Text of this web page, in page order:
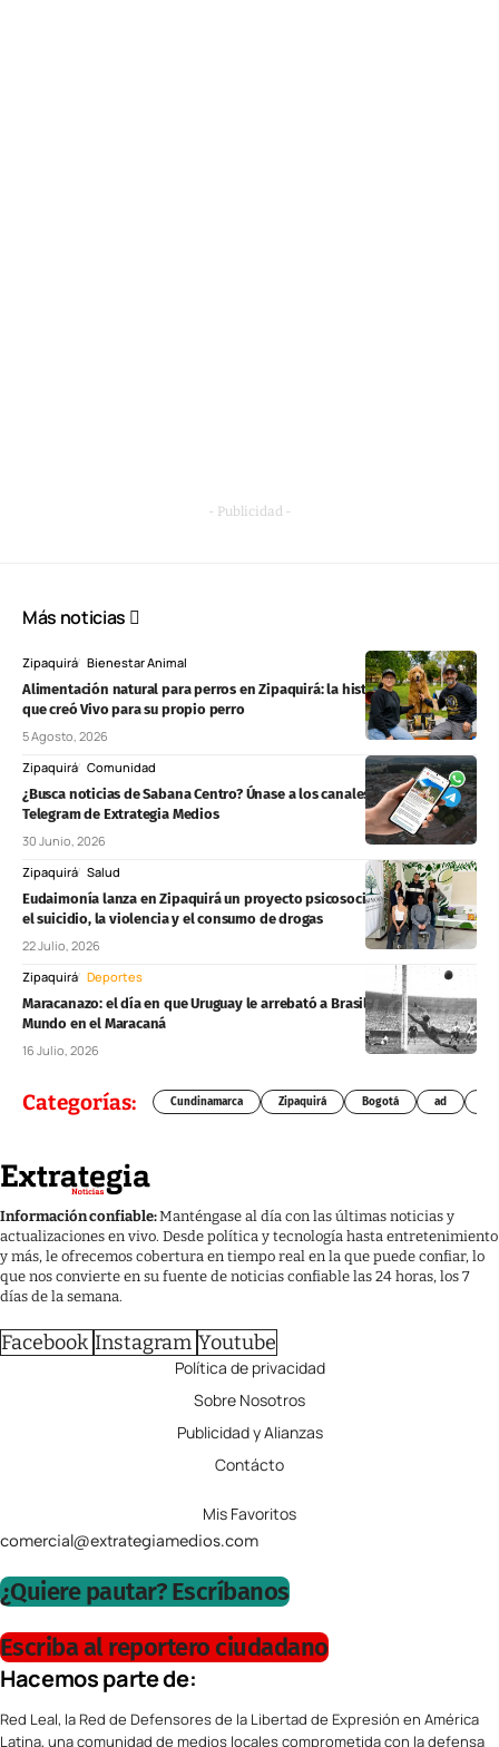
- Publicidad -
Más noticias
Zipaquirá Bienestar Animal
Alimentación natural para perros en Zipaquirá: la historia de la familia
que creó Vivo para su propio perro
5 Agosto, 2026
Zipaquirá Comunidad
¿Busca noticias de Sabana Centro? Únase a los canales de WhatsApp y
Telegram de Extrategia Medios
30 Junio, 2026
Zipaquirá Salud
Eudaimonía lanza en Zipaquirá un proyecto psicosocial para prevenir
el suicidio, la violencia y el consumo de drogas
22 Julio, 2026
Zipaquirá Deportes
Maracanazo: el día en que Uruguay le arrebató a Brasil la Copa del
Mundo en el Maracaná
16 Julio, 2026
Categorías: Cundinamarca Zipaquirá Bogotá ad
Información confiable:Manténgase al día con las últimas noticias y
actualizaciones en vivo. Desde política y tecnología hasta entretenimiento
y más, le ofrecemos cobertura en tiempo real en la que puede confiar, lo
que nos convierte en su fuente de noticias confiable las 24 horas, los 7
días de la semana.
Facebook Instagram Youtube
Política de privacidad
Sobre Nosotros
Publicidad y Alianzas
Contácto
Mis Favoritos
comercial@extrategiamedios.com
¿Quiere pautar? Escríbanos
Escriba al reportero ciudadano
Hacemos parte de:
Red Leal, la Red de Defensores de la Libertad de Expresión en América
Latina, una comunidad de medios locales comprometida con la defensa